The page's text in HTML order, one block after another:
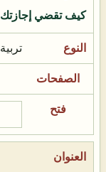
كيف تقضي إجازتك
تربية